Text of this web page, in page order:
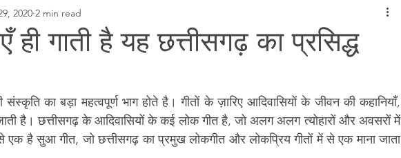
Adivasi women Tribal Warriors
Adivasi Heroes
ही गाती है यह छत्तीसगढ़ का प्रसिद्ध
2020 2 min read
का बड़ा महत्वपूर्ण भाग होते है। गीतों के ज़ारिए आदिवासियों के जीवन की कहानियाँ,
है। छत्तीसगढ़ के आदिवासियों के कई लोक गीत है, जो अलग अलग त्योहारों और अवसरों में
एक है सुआ गीत, जो छत्तीसगढ़ का प्रमुख लोकगीत और लोकप्रिय गीतों में से एक माना जाता